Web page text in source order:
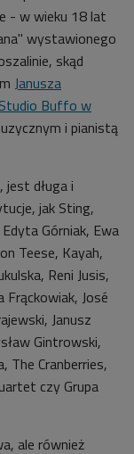
- w wieku 18 lat
wystawionego
skąd
Janusza
Buffo w
i pianistą
długa i
jak Sting,
Górniak, Ewa
Teese, Kayah,
Reni Jusis,
Frąckowiak, José
Janusz
Gintrowski,
The Cranberries,
czy Grupa
ale również